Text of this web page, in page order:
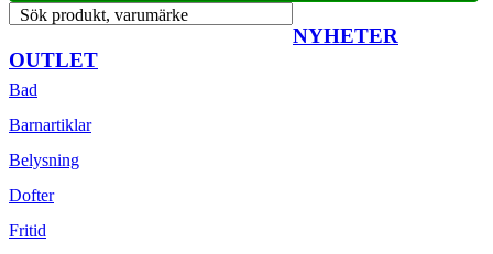
Sök produkt, varumärke
NYHETER
OUTLET
Bad
Barnartiklar
Belysning
Dofter
Fritid